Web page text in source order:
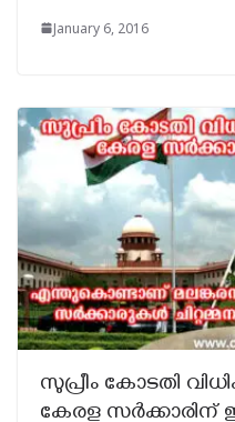
January 6, 2016
സുപ്രീം കോടതി
കേരള സർക്കാരിന്